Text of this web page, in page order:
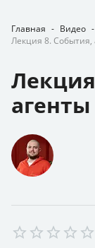
Главная - Видео -
Лекция 8. События,
агенты